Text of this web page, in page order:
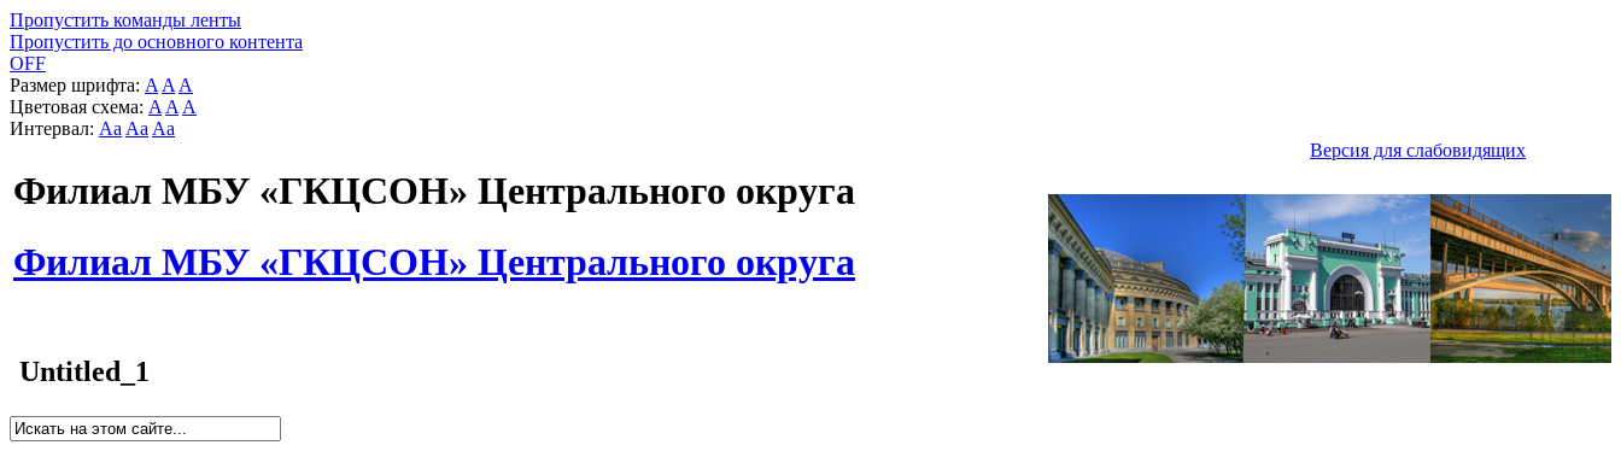
Пропустить команды ленты
Пропустить до основного контента
OFF
Размер шрифта: A A A
Цветовая схема: A A A
Интервал: Aa Aa Aa
Версия для слабовидящих
Филиал МБУ «ГКЦСОН» Центрального округа
Филиал МБУ «ГКЦСОН» Центрального округа
Untitled_1